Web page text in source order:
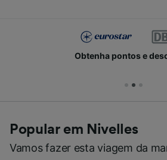
Obtenha pontos e
Popular em Nivelles
Vamos fazer esta viagem da